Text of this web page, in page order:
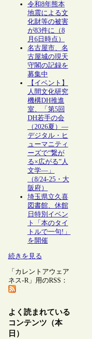
令和8年熊本
地震による文
化財等の被害
が83件に（8
月6日時点）
名古屋市、名
古屋城の現天
守閣の記録を
募集中
【イベント】
人間文化研究
機構DH推進
室、「第5回
DH若手の会
（2026夏）―
デジタル・ヒ
ューマニティ
ーズで“繋が
る×広がる”人
文学―」
（8/24-25・大
阪府）
埼玉県立久喜
図書館、休館
日特別イベン
ト「本のタイ
トルで一句!」
を開催
続きを見る
「カレントアウェア
ネス-R」用のRSS：
よく読まれている
コンテンツ（本
日）